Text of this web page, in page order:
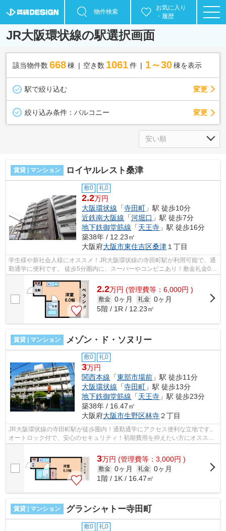
物件検索
お気に入り
・履歴
JR大阪環状線の駅選択画面
該当物件数 668棟 空き数 1061 件 1～30 棟を表示
駅で絞り込む 変更
絞り込み条件： バルコニー 変更
賃貸 | マンション ロイヤルレスト桑津
敷0 礼0
2.2万円
大阪環状線 「寺田町 」駅 徒歩10分
近鉄南大阪線 「河堀口 」駅 徒歩7分
地下鉄御堂筋線 「天王寺 」駅 徒歩16分
築38年 / 12.23㎡
大阪府大阪市東住吉区桑津 １丁目
学生様や新社会人様にオススメ！JR大阪環状線の寺田町駅が利用可能で、通
勤通学に便利です。 徒歩5分圏内に、スーパーやコンビニあり！敷金礼金0円
で、初期費用を抑えて入居出来ます...
2.2万円 (管理費等：6,000円 )
敷金 0ヶ月 礼金 0ヶ月
5階 / 1R / 12.23㎡
賃貸 | マンション メゾン・ド・ソヌリー
敷0 礼0
3万円
関西本線 「東部市場前 」駅 徒歩11分
大阪環状線 「寺田町 」駅 徒歩13分
地下鉄御堂筋線 「天王寺 」駅 徒歩23分
築38年 / 16.47㎡
大阪府大阪市生野区林寺２丁目
JR大阪環状線の寺田町駅が徒歩圏内！通勤通学にアクセス便利な立地です。
オートロック付で、安心のセキュリティ！初期費用を抑えたい方にオスス
3万円 (管理費等：3,000円 )
敷金 0ヶ月 礼金 0ヶ月
1階 / 1K / 16.47㎡
賃貸 | マンション グランシャトー寺田町
敷0 礼0